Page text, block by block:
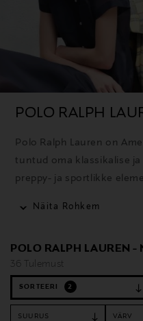
POLO RALPH
Polo Ralph Lauren on
tuntud oma klassikalise
preppy- ja sportlikke
Näita Rohkem
POLO RALPH LAUREN -
36 Tulemust
SORTEERI 2
SUURUS VÄRV